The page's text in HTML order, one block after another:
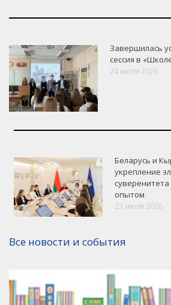
VK Google+ Facebook
Завершилась
сессия в
24 июля 2026
Беларусь и
укрепление
опытом
23 июля 2026
Все новости и события